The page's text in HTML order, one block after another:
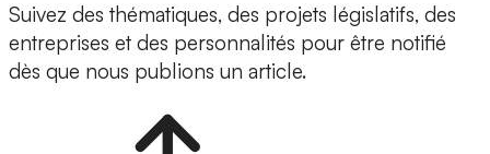
Suivez des thématiques, des projets législatifs, des
entreprises et des personnalités pour être notifié
dès que nous publions un article.